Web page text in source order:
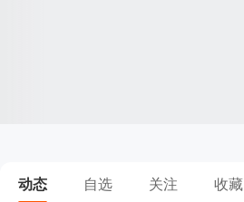
动态 自选 关注 收藏